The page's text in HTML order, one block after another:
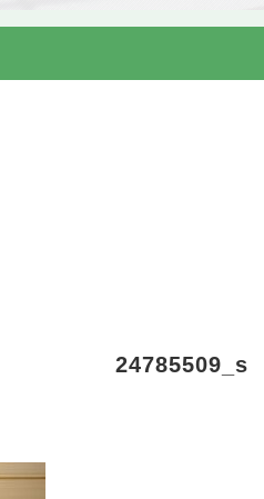
24785509_s